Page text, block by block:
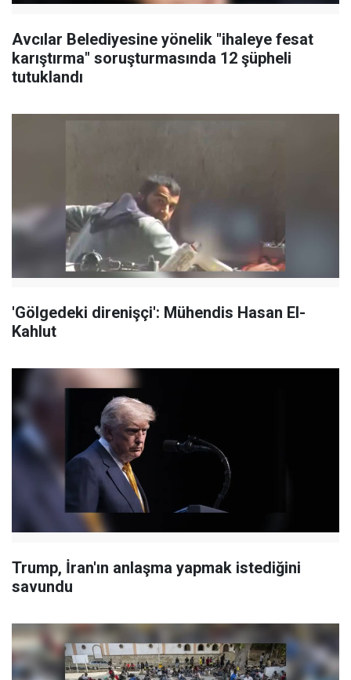
Avcılar Belediyesine yönelik "ihaleye fesat
karıştırma" soruşturmasında 12 şüpheli
tutuklandı
'Gölgedeki direnişçi': Mühendis Hasan El-
Kahlut
Trump, İran'ın anlaşma yapmak istediğini
savundu